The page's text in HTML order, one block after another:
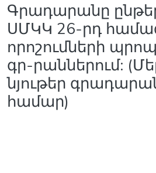
Գրադարանը
ՍՄԿԿ 26-րդ
որոշումների
գր-րաններում:
նյութեր
համար)